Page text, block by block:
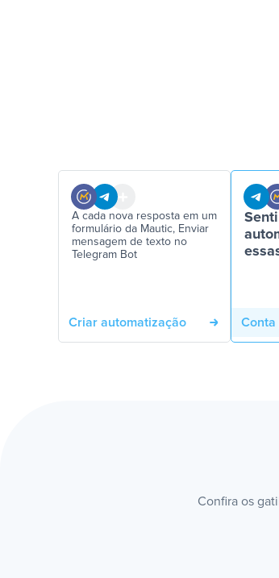
A cada nova resposta em um
formulário da Mautic, Enviar
mensagem de texto no
Telegram Bot
Criar automatização Conta
Confira os